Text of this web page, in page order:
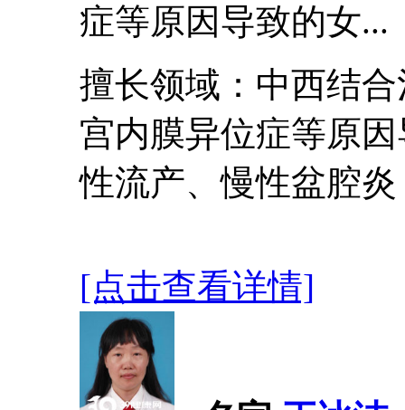
症等原因导致的女...
擅长领域：中西结
宫内膜异位症等原
性流产、慢性盆腔
[点击查看详情]